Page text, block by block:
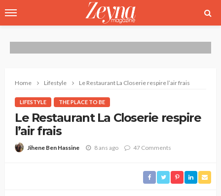
Home Lifestyle Le Restaurant La Closerie respire l’air frais
LIFESTYLE THE PLACE TO BE
Le Restaurant La Closerie respire
l’air frais
Jihene Ben Hassine 8 ans ago 47 Comments